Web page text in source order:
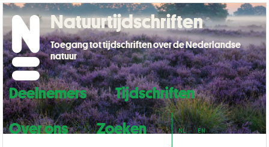
Deelnemers
Tijdschriften
Over ons
Zoeken NL EN
Natuurtijdschriften
Toegang tot tijdschriften over de Nederlandse
natuur